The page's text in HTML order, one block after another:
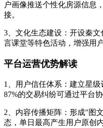
户画像推送个性化房源信息
接。
3、文化生态建设：开设秦
言课堂等特色活动，增强用
平台运营优势解读
1、用户信任体系：建立星
87%的交易纠纷可通过平台
2、内容传播矩阵：形成"图
态，单日最高产生用户原创内